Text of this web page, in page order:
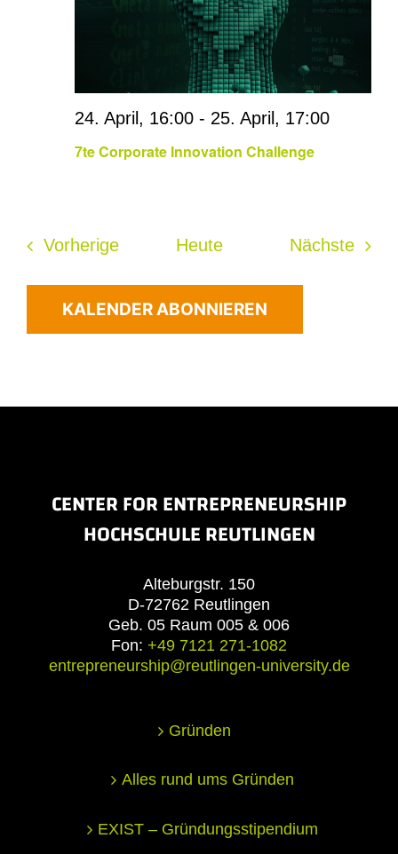
7te Corporate Innovation Challenge
24. April, 16:00 - 25. April, 17:00
VorherigeVeranstaltungen
Heute Nächste
KALENDER ABONNIEREN
CENTER FOR ENTREPRENEURSHIP
HOCHSCHULE REUTLINGEN
Alteburgstr. 150
D-72762 Reutlingen
Geb. 05 Raum 005 & 006
Fon: +49 7121 271-1082
entrepreneurship@reutlingen-university.de
Gründen
Alles rund ums Gründen
EXIST – Gründungsstipendium